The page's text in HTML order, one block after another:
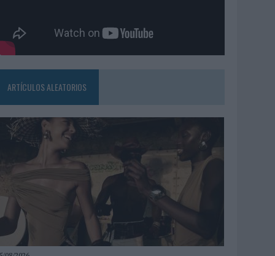
ARTÍCULOS ALEATORIOS